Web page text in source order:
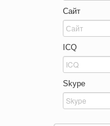
Сайт
ICQ
Skype